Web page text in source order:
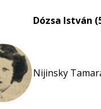
Dózsa István
Nijinsky